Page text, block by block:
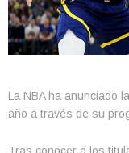
La NBA ha anunciado
año a través de su